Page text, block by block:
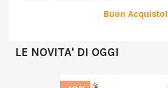
Buon Acquisto!
LE NOVITA' DI OGGI